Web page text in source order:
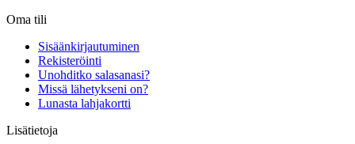
Oma tili
Sisäänkirjautuminen
Rekisteröinti
Unohditko salasanasi?
Missä lähetykseni on?
Lunasta lahjakortti
Lisätietoja